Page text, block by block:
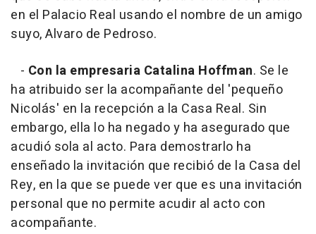
en el Palacio Real usando el nombre de un amigo
suyo, Alvaro de Pedroso.
- Con la empresaria Catalina Hoffman. Se le
ha atribuido ser la acompañante del 'pequeño
Nicolás' en la recepción a la Casa Real. Sin
embargo, ella lo ha negado y ha asegurado que
acudió sola al acto. Para demostrarlo ha
enseñado la invitación que recibió de la Casa del
Rey, en la que se puede ver que es una invitación
personal que no permite acudir al acto con
acompañante.